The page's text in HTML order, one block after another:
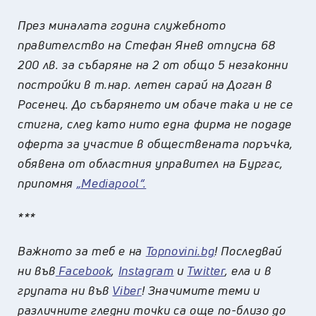
През миналата година служебното
правителство на Стефан Янев отпусна 68
200 лв. за събаряне на 2 от общо 5 незаконни
постройки в т.нар. летен сарай на Доган в
Росенец. До събарянето им обаче така и не се
стигна, след като нито една фирма не подаде
оферта за участие в обществената поръчка,
обявена от областния управител на Бургас,
припомня „Мediapool“.
***
Важното за теб е на Topnovini.bg! Последвай
ни във Facebook, Instagram и Twitter, ела и в
групата ни във Viber! Значимите теми и
различните гледни точки са още по-близо до